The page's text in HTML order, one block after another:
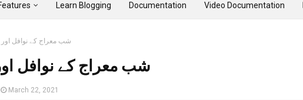
Learn Blogging Documentation Video Documentation
شب معراج کے نوافل
شب معراج کے نوافل
March 22, 2021